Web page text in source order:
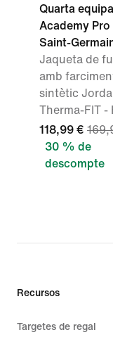
Quarta
Academy Pro
Saint-
Jaqueta de
amb
sintètic
Therma-FIT -
118,99 €
30 % de
descompte
Recursos
Targetes de regal